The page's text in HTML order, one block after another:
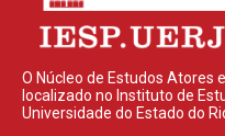
O Núcleo de Estudos Atores
localizado no Instituto de
Universidade do Estado do